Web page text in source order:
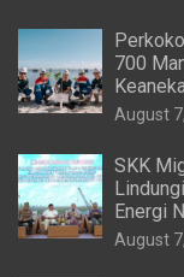
700
August
SKK
Energi
August